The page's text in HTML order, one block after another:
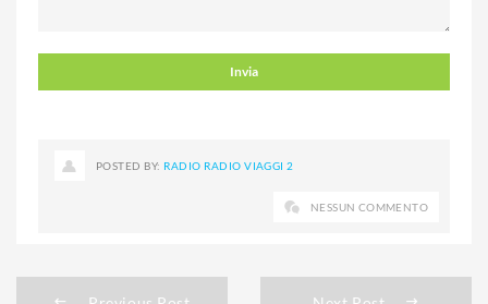
POSTED BY: RADIO RADIO VIAGGI 2
NESSUN COMMENTO